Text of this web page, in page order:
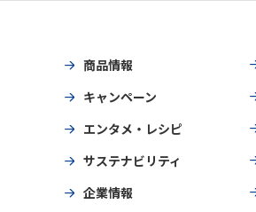
商品情報
キャンペーン
エンタメ・レシピ
サステナビリティ
企業情報